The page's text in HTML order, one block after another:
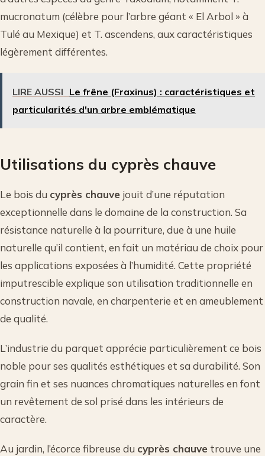
mucronatum (célèbre pour l’arbre géant « El Arbol » à
Tulé au Mexique) et T. ascendens, aux caractéristiques
légèrement différentes.
LIRE AUSSI Le frêne (Fraxinus) : caractéristiques et
particularités d'un arbre emblématique
Utilisations du cyprès chauve
Le bois du cyprès chauve jouit d’une réputation
exceptionnelle dans le domaine de la construction. Sa
résistance naturelle à la pourriture, due à une huile
naturelle qu’il contient, en fait un matériau de choix pour
les applications exposées à l’humidité. Cette propriété
imputrescible explique son utilisation traditionnelle en
construction navale, en charpenterie et en ameublement
de qualité.
L’industrie du parquet apprécie particulièrement ce bois
noble pour ses qualités esthétiques et sa durabilité. Son
grain fin et ses nuances chromatiques naturelles en font
un revêtement de sol prisé dans les intérieurs de
caractère.
Au jardin, l’écorce fibreuse du cyprès chauve trouve une